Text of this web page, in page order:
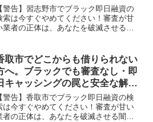
決策
【警告】習志野市でブラック即日融資の
索は今すぐやめてください！審査が甘
業者の正体は、あなたを破滅させる闇
志野市で違法業者を避け、借金地獄か
抜け出した方々の実体験と確実な解決
を完全公開。
取市でどこからも借りられない
へ。ブラックでも審査なし・即
キャッシングの罠と安全な解決
策
【警告】香取市でブラック即日融資の検
は今すぐやめてください！審査が甘い
者の正体は、あなたを破滅させる闇金